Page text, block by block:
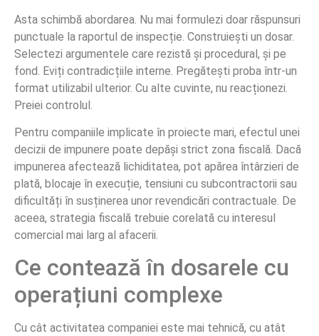
Asta schimbă abordarea. Nu mai formulezi doar răspunsuri
punctuale la raportul de inspecție. Construiești un dosar.
Selectezi argumentele care rezistă și procedural, și pe
fond. Eviți contradicțiile interne. Pregătești proba într-un
format utilizabil ulterior. Cu alte cuvinte, nu reacționezi.
Preiei controlul.
Pentru companiile implicate în proiecte mari, efectul unei
decizii de impunere poate depăși strict zona fiscală. Dacă
impunerea afectează lichiditatea, pot apărea întârzieri de
plată, blocaje în execuție, tensiuni cu subcontractorii sau
dificultăți în susținerea unor revendicări contractuale. De
aceea, strategia fiscală trebuie corelată cu interesul
comercial mai larg al afacerii.
Ce contează în dosarele cu
operațiuni complexe
Cu cât activitatea companiei este mai tehnică, cu atât